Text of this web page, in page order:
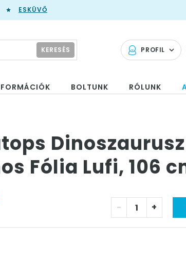
ESKÜVŐ
PROFIL
KERESÉS
BOLTUNK RÓLUNK
Dinoszaurusz
Fólia Lufi, 106
- +